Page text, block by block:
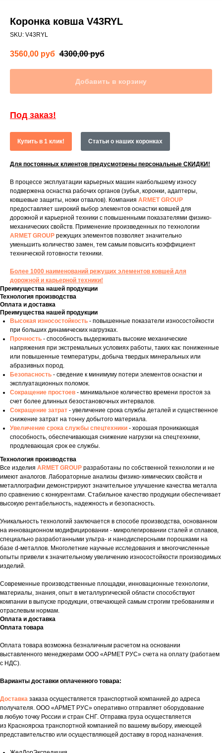
Коронка ковша V43RYL
SKU: V43RYL
3560,00 руб 4300,00 руб
Добавить в корзину
Под заказ!
Купить в 1 клик! Статьи о наших коронках
Для постоянных клиентов предусмотрены персональные СКИДКИ!
В процессе эксплуатации карьерных машин наибольшему износу
подвержена оснастка рабочих органов (зубья, коронки, адаптеры,
ковшевые защиты, ножи отвалов). Компания ARMET GROUP
предоставляет широкий выбор элементов оснастки ковшей для
дорожной и карьерной техники с повышенными показателями физико-
механических свойств. Применение произведенных по технологии
ARMET GROUP режущих элементов позволяет значительно
уменьшить количество замен, тем самым повысить коэффициент
технической готовности техники.
Более 1000 наименований режущих элементов ковшей для
дорожной и карьерной техники!
Преимущества нашей продукции
Технология производства
Оплата и доставка
Преимущества нашей продукции
Высокая износостойкость - повышенные показатели износостойкости
при больших динамических нагрузках.
Прочность - способность выдерживать высокие механические
напряжения при экстремальных условиях работы, таких как: пониженные
или повышенные температуры, добыча твердых минеральных или
абразивных пород.
Безопасность - сведение к минимуму потери элементов оснастки и
эксплуатационных поломок.
Сокращение простоев - минимальное количество времени простоя за
счет более длинных безостановочных интервалов.
Сокращение затрат - увеличение срока службы деталей и существенное
снижение затрат на тонну добытого материала.
Увеличение срока службы спецтехники - хорошая проникающая
способность, обеспечивающая снижение нагрузки на спецтехники,
продлевающая срок ее службы.
Технология производства
Все изделия ARMET GROUP разработаны по собственной технологии и не
имеют аналогов. Лабораторные анализы физико-химических свойств и
металлографии демонстрируют значительное улучшение качества металла
по сравнению с конкурентами. Стабильное качество продукции обеспечивает
высокую рентабельность, надежность и безопасность.
Уникальность технологий заключается в способе производства, основанном
на инновационном модифицировании - микролегировании сталей и сплавов,
специально разработанными ультра- и нанодисперсными порошками на
базе d-металлов. Многолетние научные исследования и многочисленные
опыты привели к значительному увеличению износостойкости производимых
изделий.
Современные производственные площадки, инновационные технологии,
материалы, знания, опыт в металлургической области способствуют
компании в выпуске продукции, отвечающей самым строгим требованиям и
отраслевым нормам.
Оплата и доставка
Оплата товара
Оплата товара возможна безналичным расчетом на основании
выставленного менеджерами ООО «АРМЕТ РУС» счета на оплату (работаем
с НДС).
Варианты доставки оплаченного товара:
Доставка заказа осуществляется транспортной компанией до адреса
получателя. ООО «АРМЕТ РУС» оперативно отправляет оборудование
в любую точку России и стран СНГ. Отправка груза осуществляется
из Красноярска транспортной компанией по вашему выбору, имеющей
представительство или осуществляющей доставку в город назначения.